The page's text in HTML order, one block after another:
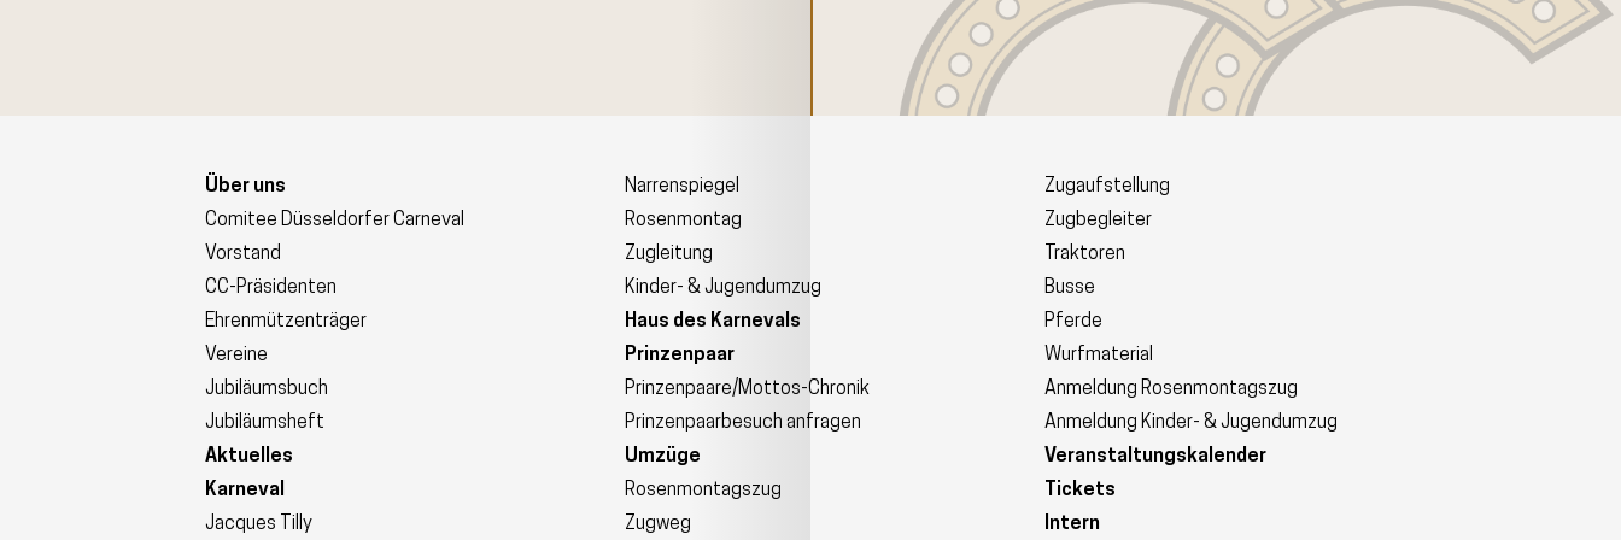
Über uns
Comitee Düsseldorfer Carneval
Vorstand
CC-Präsidenten
Ehrenmützenträger
Vereine
Jubiläumsbuch
Jubiläumsheft
Aktuelles
Karneval
Jacques Tilly
Narrenspiegel
Rosenmontag
Zugleitung
Kinder- & Jugendumzug
Haus des Karnevals
Prinzenpaar
Prinzenpaare/Mottos-Chronik
Prinzenpaarbesuch anfragen
Umzüge
Rosenmontagszug
Zugweg
Zugaufstellung
Zugbegleiter
Traktoren
Busse
Pferde
Wurfmaterial
Anmeldung Rosenmontagszug
Anmeldung Kinder- & Jugendumzug
Veranstaltungskalender
Tickets
Intern